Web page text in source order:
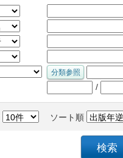
/
ソート順